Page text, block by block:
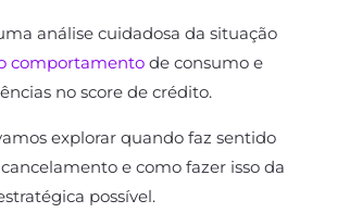
análise cuidadosa da situação
comportamentode consumo e
no score de crédito.
explorar quando faz sentido
e como fazer isso da
possível.